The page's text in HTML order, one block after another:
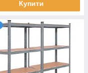
Купити